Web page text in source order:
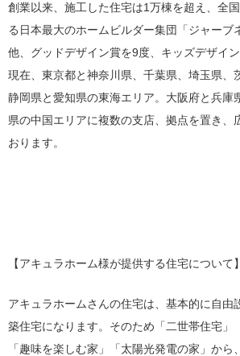
創業以来、施工した住宅は1万棟を超え、全
る日本最大のホームビルダー集団「ジャーブ
他、グッドデザイン賞を9度、キッズデザイ
現在、東京都と神奈川県、千葉県、埼玉県、
静岡県と愛知県の東海エリア。大阪府と兵庫
県の中国エリアに複数の支店、拠点を置き、
おります。
【アキュラホーム様が提供する住宅について】
アキュラホームさんの住宅は、基本的に自由
築住宅になります。そのため「二世帯住宅」
「趣味を楽しむ家」「太陽光発電の家」から